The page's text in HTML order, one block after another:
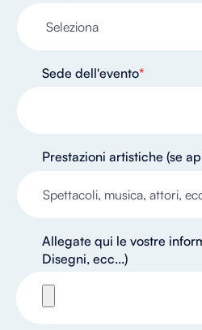
Sede dell'evento*
Prestazioni artistiche (se
Allegate qui le vostre
Disegni, ecc...)